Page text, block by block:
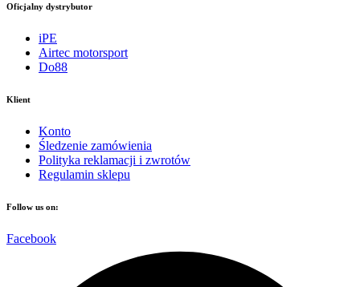
Oficjalny dystrybutor
iPE
Airtec motorsport
Do88
Klient
Konto
Śledzenie zamówienia
Polityka reklamacji i zwrotów
Regulamin sklepu
Follow us on:
Facebook